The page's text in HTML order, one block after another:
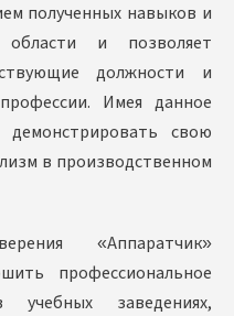
полученных навыков и
и позволяет
должности и
Имея данное
свою
в производственном
«Аппаратчик»
профессиональное
заведениях,